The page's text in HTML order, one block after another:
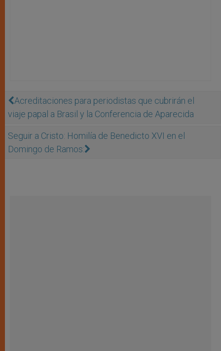
Acreditaciones para periodistas que cubrirán el
viaje papal a Brasil y la Conferencia de Aparecida
Seguir a Cristo: Homilía de Benedicto XVI en el
Domingo de Ramos: